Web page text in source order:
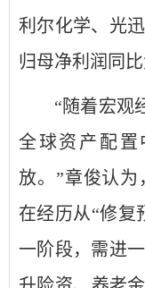
利尔化学、光
归母净利润同比
“随着宏观
全球资产配
放。”章俊认
在经历从“修复
一阶段，需进